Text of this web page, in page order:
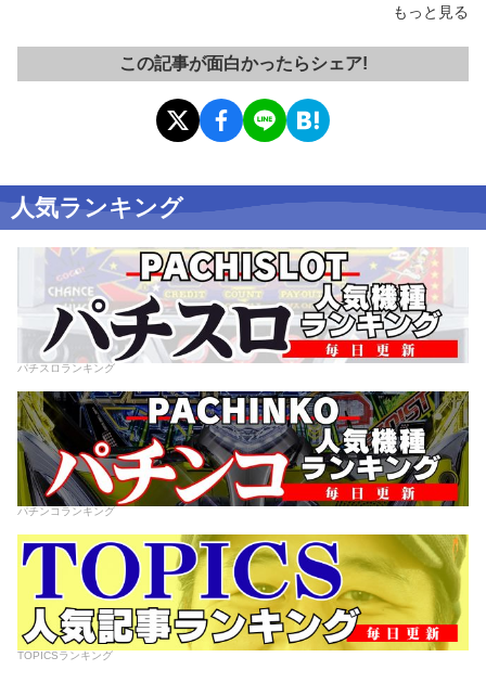
もっと見る
この記事が面白かったらシェア!
人気ランキング
パチスロランキング
パチンコランキング
TOPICSランキング